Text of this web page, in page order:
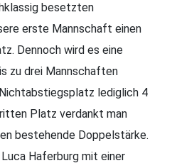
besetzten
erste Mannschaft einen
Dennoch wird es eine
zu drei Mannschaften
lediglich 4
Platz verdankt man
bestehende Doppelstärke.
Haferburg mit einer